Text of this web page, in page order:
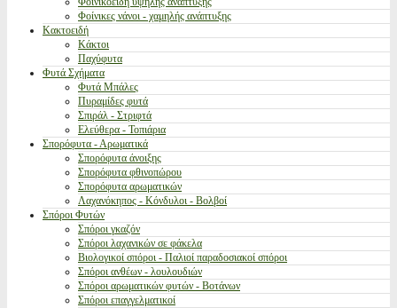
Φοίνικες νάνοι - χαμηλής ανάπτυξης
Κακτοειδή
Κάκτοι
Παχύφυτα
Φυτά Σχήματα
Φυτά Μπάλες
Πυραμίδες φυτά
Σπιράλ - Στριφτά
Ελεύθερα - Τοπιάρια
Σπορόφυτα - Αρωματικά
Σπορόφυτα άνοιξης
Σπορόφυτα φθινοπώρου
Σπορόφυτα αρωματικών
Λαχανόκηπος - Κόνδυλοι - Βολβοί
Σπόροι Φυτών
Σπόροι γκαζόν
Σπόροι λαχανικών σε φάκελα
Βιολογικοί σπόροι - Παλιοί παραδοσιακοί σπόροι
Σπόροι ανθέων - λουλουδιών
Σπόροι αρωματικών φυτών - Βοτάνων
Σπόροι επαγγελματικοί